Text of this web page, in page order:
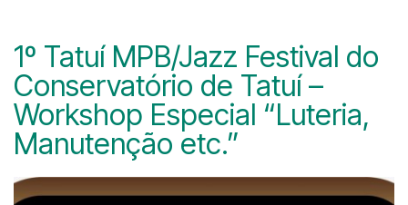
1º Tatuí MPB/Jazz Festival do
Conservatório de Tatuí –
Workshop Especial “Luteria,
Manutenção etc.”